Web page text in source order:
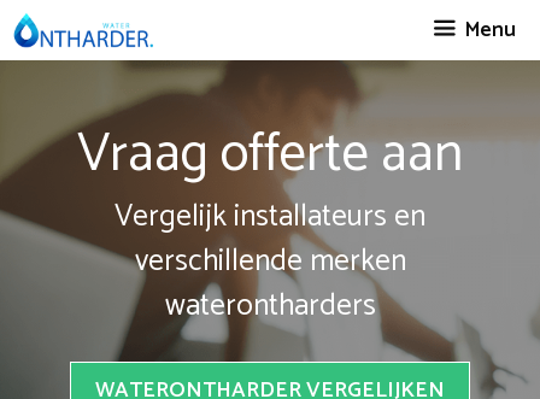
Spring
naar
Menu
Vraag offerte aan
Vergelijk installateurs en
verschillende merken
waterontharders
WATERONTHARDER VERGELIJKEN